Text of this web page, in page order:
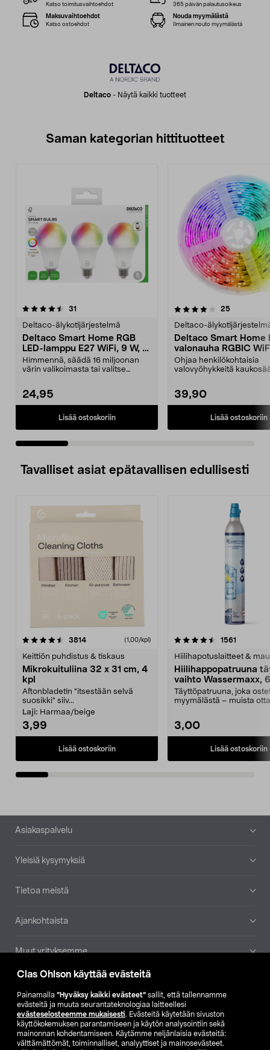
Clas Ohlson käyttää evästeitä
Painamalla ”Hyväksy kaikki evästeet” sallit, että tallennamme
evästeitä ja muuta seurantateknologiaa laitteellesi
evästeselosteemme mukaisesti. Evästeitä käytetään sivuston
käyttökokemuksen parantamiseen ja käytön analysointiin sekä
mainonnan kohdentamiseen. Käytämme neljänlaisia evästeitä:
välttämättömät, toiminnalliset, analyyttiset ja mainosevästeet.
Deltaco - Näytä kaikki tuotteet
Katso toimitusvaihtoehdot 365 päivän palautusoikeus
Maksuvaihtoehdot
Katso ostoehdot
Nouda myymälästä
Ilmainen nouto myymälästä
Saman kategorian hittituotteet
31
Deltaco-älykotijärjestelmä
Deltaco Smart Home RGB
LED-lamppu E27 WiFi, 9 W, 3
kpl
Himmennä, säädä 16 miljoonan
värin valikoimasta tai valitse
24,95
Lisää ostoskoriin
4.0 viidestä
25arvostelut
Deltaco-
Deltaco Smart Home
valonauha RGBIC
5 m
Ohjaa henkilökohtaisia
valovyöhykkeitä
39,90
Lisää ostoskoriin
4.5 viidestä
Tavalliset asiat epätavallisen edullisesti
3814arvostelut (1,00/kpl)
Keittiön puhdistus & tiskaus
Mikrokuituliina 32 x 31 cm, 4
kpl
Aftonbladetin "itsestään selvä
suosikki" siiv...
Laji: Harmaa/beige
3,99
Lisää ostoskoriin
4.5viidestä
1561
Hiilihapotuslaitteet &
Hiilihappopatruuna
vaihto Wassermaxx,
Täyttöpatruuna, joka
myymälästä – muista
3,00
Lisää ostoskoriin
4.5viidestä
Alatunniste
Asiakaspalvelu
Yleisiä kysymyksiä
Tietoa meistä
Ajankohtaista
Muut yrityksemme
Etsi myymälä
SE NO FI
FI SV